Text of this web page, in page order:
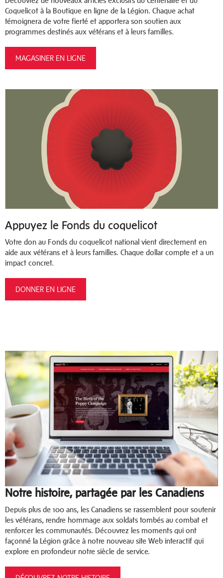
Coquelicot à la Boutique en ligne de la Légion. Chaque achat
témoignera de votre fierté et apportera son soutien aux
programmes destinés aux vétérans et à leurs familles.
MAGASINER EN LIGNE
Appuyez le Fonds du coquelicot
Votre don au Fonds du coquelicot national vient directement en
aide aux vétérans et à leurs familles. Chaque dollar compte et a un
impact concret.
DONNER EN LIGNE
Notre histoire, partagée par les Canadiens
Depuis plus de 100 ans, les Canadiens se rassemblent pour soutenir
les vétérans, rendre hommage aux soldats tombés au combat et
renforcer les communautés. Découvrez les moments qui ont
façonné la Légion grâce à notre nouveau site Web interactif qui
explore en profondeur notre siècle de service.